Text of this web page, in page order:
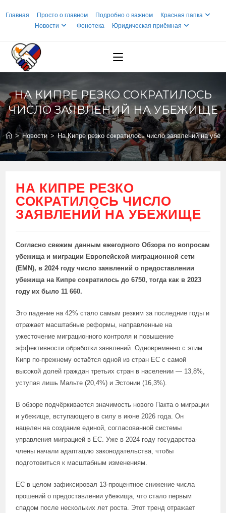
Главная Просто о главном Подробно о важном
Красная папка
Новости
Фонотека Юридическая приёмная
НА КИПРЕ РЕЗКО СОКРАТИЛОСЬ
ЧИСЛО ЗАЯВЛЕНИЙ НА УБЕЖИЩЕ
> Новости > На Кипре резко сократилось число заявлений на
НА КИПРЕ РЕЗКО
СОКРАТИЛОСЬ ЧИСЛО
ЗАЯВЛЕНИЙ НА УБЕЖИЩЕ
Согласно свежим данным ежегодного Обзора по вопросам
убежища и миграции Европейской миграционной сети
(EMN), в 2024 году число заявлений о предоставлении
убежища на Кипре сократилось до 6750, тогда как в 2023
году их было 11 660.
Это падение на 42% стало самым резким за последние годы и
отражает масштабные реформы, направленные на
ужесточение миграционного контроля и повышение
эффективности обработки заявлений. Одновременно с этим
Кипр по-прежнему остаётся одной из стран ЕС с самой
высокой долей граждан третьих стран в населении — 13,8%,
уступая лишь Мальте (20,4%) и Эстонии (16,3%).
В обзоре подчёркивается значимость нового Пакта о миграции
и убежище, вступающего в силу в июне 2026 года. Он
нацелен на создание единой, согласованной системы
управления миграцией в ЕС. Уже в 2024 году государства-
члены начали адаптацию законодательства, чтобы
подготовиться к масштабным изменениям.
ЕС в целом зафиксировал 13-процентное снижение числа
прошений о предоставлении убежища, что стало первым
спадом после нескольких лет роста. Этот тренд отражает